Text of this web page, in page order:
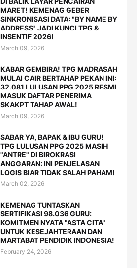
MARET! KEMENAG GEBER
SINKRONISASI DATA: "BY NAME BY
ADDRESS" JADI KUNCI TPG &
INSENTIF 2026!
March 09, 2026
KABAR GEMBIRA! TPG MADRASAH
MULAI CAIR BERTAHAP PEKAN INI:
32.081 LULUSAN PPG 2025 RESMI
MASUK DAFTAR PENERIMA
SKAKPT TAHAP AWAL!
March 09, 2026
SABAR YA, BAPAK & IBU GURU!
TPG LULUSAN PPG 2025 MASIH
"ANTRE" DI BIROKRASI
ANGGARAN: INI PENJELASAN
LOGIS BIAR TIDAK SALAH PAHAM!
March 02, 2026
KEMENAG TUNTASKAN
SERTIFIKASI 98.036 GURU:
KOMITMEN NYATA "ASTA CITA"
UNTUK KESEJAHTERAAN DAN
MARTABAT PENDIDIK INDONESIA!
February 24, 2026